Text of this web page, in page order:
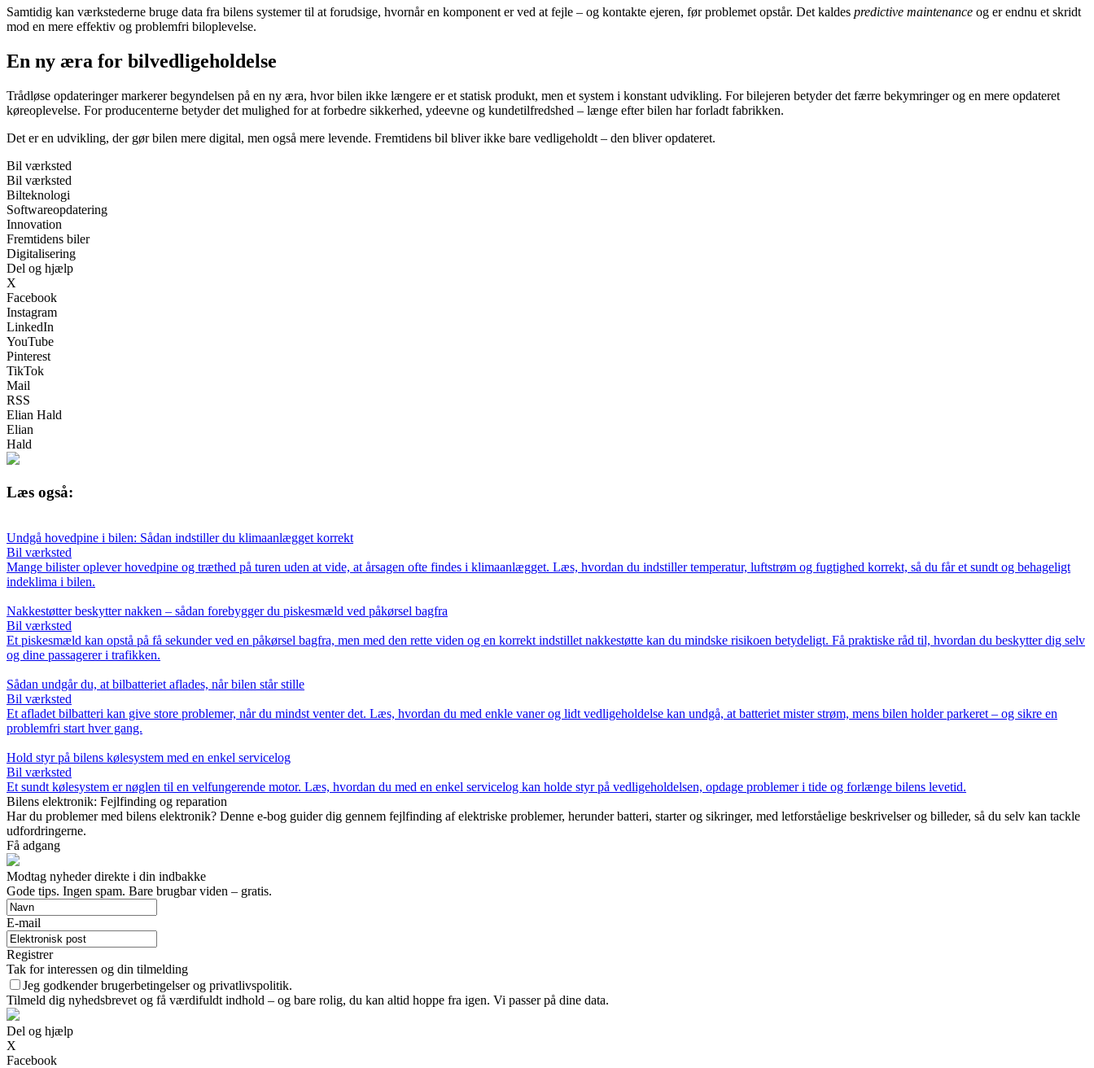
Samtidig kan værkstederne bruge data fra bilens systemer til at forudsige, hvornår en komponent er ved at fejle – og kontakte ejeren, før problemet opstår. Det kaldes predictive maintenance og er endnu et skridt
mod en mere effektiv og problemfri biloplevelse.
En ny æra for bilvedligeholdelse
Trådløse opdateringer markerer begyndelsen på en ny æra, hvor bilen ikke længere er et statisk produkt, men et system i konstant udvikling. For bilejeren betyder det færre bekymringer og en mere opdateret
køreoplevelse. For producenterne betyder det mulighed for at forbedre sikkerhed, ydeevne og kundetilfredshed – længe efter bilen har forladt fabrikken.
Det er en udvikling, der gør bilen mere digital, men også mere levende. Fremtidens bil bliver ikke bare vedligeholdt – den bliver opdateret.
Bil værksted
Bil værksted
Bilteknologi
Softwareopdatering
Innovation
Fremtidens biler
Digitalisering
Del og hjælp
X
Facebook
Instagram
LinkedIn
YouTube
Pinterest
TikTok
Mail
RSS
Elian Hald
Elian
Hald
Læs også:
Undgå hovedpine i bilen: Sådan indstiller du klimaanlægget korrekt
Bil værksted
Mange bilister oplever hovedpine og træthed på turen uden at vide, at årsagen ofte findes i klimaanlægget. Læs, hvordan du indstiller temperatur, luftstrøm og fugtighed korrekt, så du får et sundt og behageligt
indeklima i bilen.
Nakkestøtter beskytter nakken – sådan forebygger du piskesmæld ved påkørsel bagfra
Bil værksted
Et piskesmæld kan opstå på få sekunder ved en påkørsel bagfra, men med den rette viden og en korrekt indstillet nakkestøtte kan du mindske risikoen betydeligt. Få praktiske råd til, hvordan du beskytter dig selv
og dine passagerer i trafikken.
Sådan undgår du, at bilbatteriet aflades, når bilen står stille
Bil værksted
Et afladet bilbatteri kan give store problemer, når du mindst venter det. Læs, hvordan du med enkle vaner og lidt vedligeholdelse kan undgå, at batteriet mister strøm, mens bilen holder parkeret – og sikre en
problemfri start hver gang.
Hold styr på bilens kølesystem med en enkel servicelog
Bil værksted
Et sundt kølesystem er nøglen til en velfungerende motor. Læs, hvordan du med en enkel servicelog kan holde styr på vedligeholdelsen, opdage problemer i tide og forlænge bilens levetid.
Bilens elektronik: Fejlfinding og reparation
Har du problemer med bilens elektronik? Denne e-bog guider dig gennem fejlfinding af elektriske problemer, herunder batteri, starter og sikringer, med letforståelige beskrivelser og billeder, så du selv kan tackle
udfordringerne.
Få adgang
Modtag nyheder direkte i din indbakke
Gode tips. Ingen spam. Bare brugbar viden – gratis.
E-mail
Registrer
Tak for interessen og din tilmelding
Jeg godkender brugerbetingelser og privatlivspolitik.
Tilmeld dig nyhedsbrevet og få værdifuldt indhold – og bare rolig, du kan altid hoppe fra igen. Vi passer på dine data.
Del og hjælp
X
Facebook